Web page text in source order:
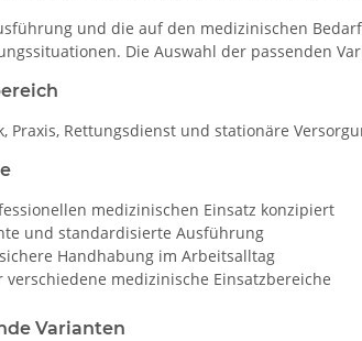
und die auf den medizinischen
Die Auswahl der passenden
Praxis, Rettungsdienst und stationäre
medizinischen Einsatz konzipiert
und standardisierte Ausführung
Handhabung im Arbeitsalltag
verschiedene medizinische Einsatzbereiche
Varianten